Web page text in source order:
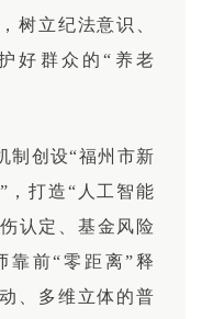
树立纪法意识、
好群众的“养老
制创设“福州市新
，打造“人工智能
认定、基金风险
靠前“零距离”释
、多维立体的普